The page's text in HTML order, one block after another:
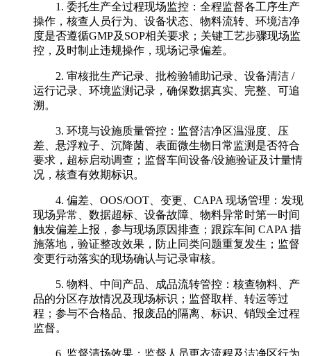
1. 委托生产全过程现场监控：全程监督各工序生产
操作，核查人员行为、设备状态、物料流转、环境洁净
度是否遵循GMP及SOP相关要求；关键工艺步骤现场监
控，及时制止违规操作，现场记录偏差。
2. 审核批生产记录、批检验辅助记录、设备清洁 /
运行记录、环境监测记录，确保数据真实、完整、可追
溯。
3. 环境与设施质量管控：监督洁净区温湿度、压
差、悬浮粒子、沉降菌、表面微生物日常监测是否符合
要求，超标启动调查；监督车间设备/设施验证及计量情
况，核查有效期标识。
4. 偏差、OOS/OOT、变更、CAPA 现场管理：发现
现场异常、数据超标、设备故障、物料异常时第一时间
触发偏差上报，参与现场原因排查；跟踪车间 CAPA 措
施落地，验证整改效果，防止同类问题重复发生；监督
变更行动落实的现场确认与记录审核。
5. 物料、中间产品、成品流转管控：核查物料、产
品的分区存放情况及现场标识；监督取样、转运等过
程；参与不合格品、报废品的隔离、标识、销毁全过程
监督。
6. 监督清场效果；监督人员更衣流程及洁净区行为